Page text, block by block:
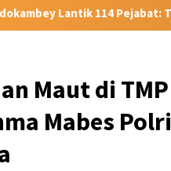
Tegaskan Tak Ada Suap
Maut di
Mabes